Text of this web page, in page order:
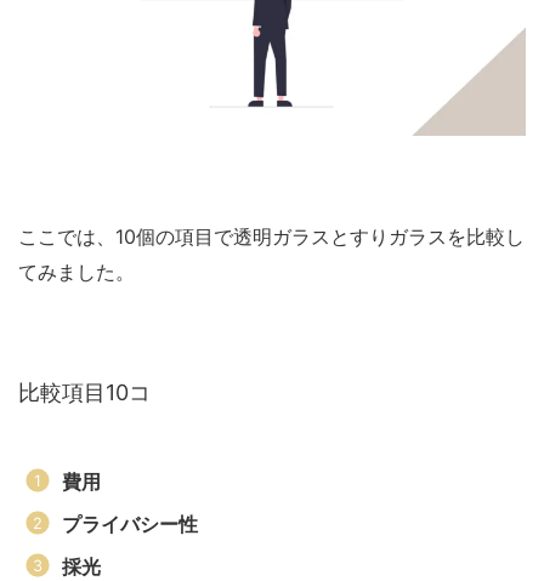
ここでは、10個の項目で透明ガラスとすりガラスを比較し
てみました。
比較項目10コ
費用
プライバシー性
採光